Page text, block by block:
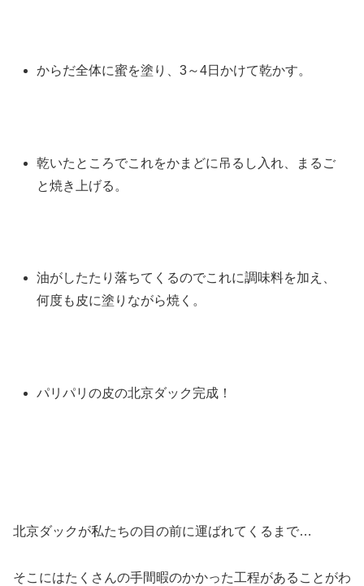
からだ全体に蜜を塗り、3～4日かけて乾かす。
乾いたところでこれをかまどに吊るし入れ、まるご
と焼き上げる。
油がしたたり落ちてくるのでこれに調味料を加え、
何度も皮に塗りながら焼く。
パリパリの皮の北京ダック完成！
北京ダックが私たちの目の前に運ばれてくるまで…
そこにはたくさんの手間暇のかかった工程があることがわ